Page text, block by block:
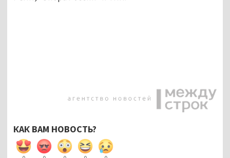
КАК ВАМ НОВОСТЬ?